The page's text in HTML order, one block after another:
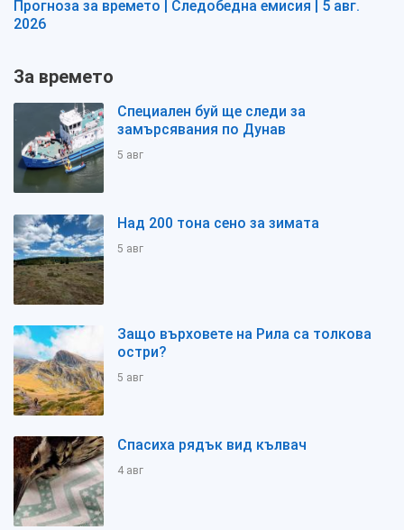
Прогноза за времето | Следобедна емисия | 5 авг.
2026
За времето
Специален буй ще следи за
замърсявания по Дунав
5 авг
Над 200 тона сено за зимата
5 авг
Защо върховете на Рила са толкова
остри?
5 авг
Спасиха рядък вид кълвач
4 авг